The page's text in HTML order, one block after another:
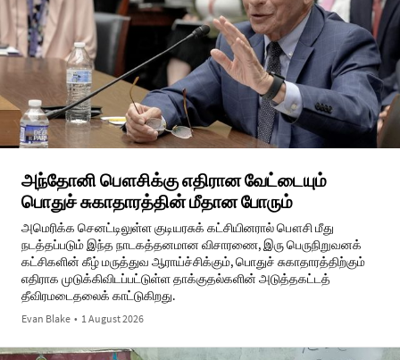
அந்தோனி பௌசிக்கு எதிரான வேட்டையும்
பொதுச் சுகாதாரத்தின் மீதான போரும்
அமெரிக்க செனட்டிலுள்ள குடியரசுக் கட்சியினரால் பௌசி மீது
நடத்தப்படும் இந்த நாடகத்தனமான விசாரணை, இரு பெருநிறுவனக்
கட்சிகளின் கீழ் மருத்துவ ஆராய்ச்சிக்கும், பொதுச் சுகாதாரத்திற்கும்
எதிராக முடுக்கிவிடப்பட்டுள்ள தாக்குதல்களின் அடுத்தகட்டத்
தீவிரமடைதலைக் காட்டுகிறது.
Evan Blake • 1 August 2026